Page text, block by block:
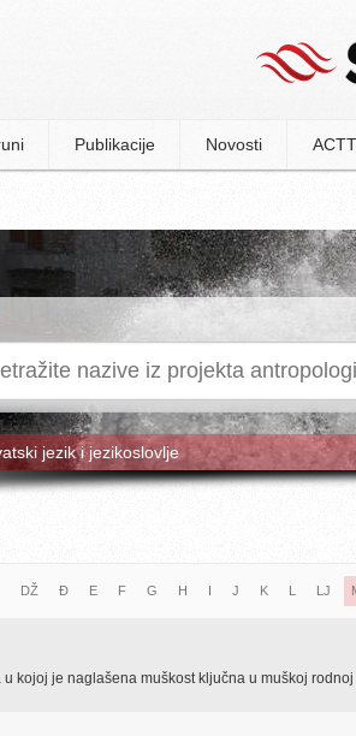
Publikacije Novosti
jezik i jezikoslovlje
DŽ Đ E F G H I J K L LJ
u kojoj je naglašena muškost ključna u muškoj